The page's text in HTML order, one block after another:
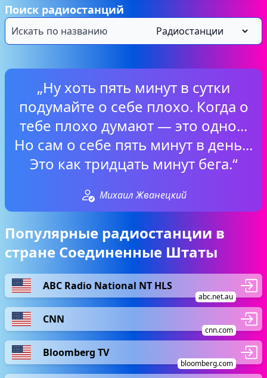
Поиск радиостанций
„Ну хоть пять минут в сутки
подумайте о себе плохо. Когда о
тебе плохо думают — это одно...
Но сам о себе пять минут в день...
Это как тридцать минут бега.“
Михаил Жванецкий
Популярные радиостанции в
стране Соединенные Штаты
ABC Radio National NT HLS
abc.net.au
CNN
cnn.com
Bloomberg TV
bloomberg.com